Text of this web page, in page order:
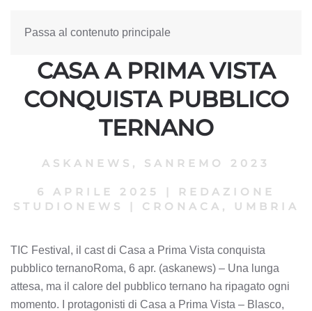
Passa al contenuto principale
TIC FESTIVAL, IL CAST DI
CASA A PRIMA VISTA
CONQUISTA PUBBLICO
TERNANO
ASKANEWS , SANREMO 2023
6 APRILE 2025 |
REDAZIONE
STUDIONEWS
| CRONACA, UMBRIA
TIC Festival, il cast di Casa a Prima Vista conquista
pubblico ternanoRoma, 6 apr. (askanews) – Una lunga
attesa, ma il calore del pubblico ternano ha ripagato ogni
momento. I protagonisti di Casa a Prima Vista – Blasco,